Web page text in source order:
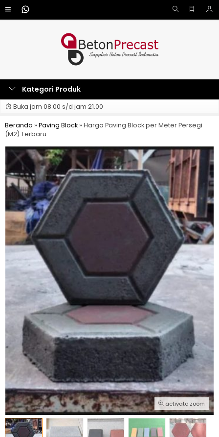
Kategori Produk
Buka jam 08.00 s/d jam 21.00
Beranda » Paving Block » Harga Paving Block per Meter Persegi
(M2) Terbaru
activate zoom